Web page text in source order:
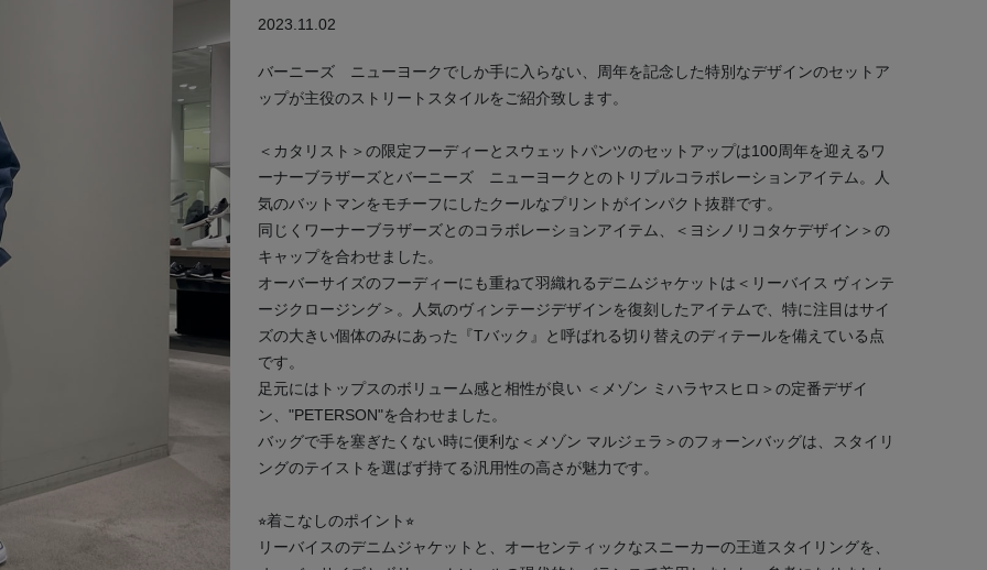
次の画像
2023.11.02
バーニーズ ニューヨークでしか手に入らない、周年を記念した特別なデザインのセットア
ップが主役のストリートスタイルをご紹介致します。
＜カタリスト＞の限定フーディーとスウェットパンツのセットアップは100周年を迎えるワ
ーナーブラザーズとバーニーズ ニューヨークとのトリプルコラボレーションアイテム。人
気のバットマンをモチーフにしたクールなプリントがインパクト抜群です。
同じくワーナーブラザーズとのコラボレーションアイテム、＜ヨシノリコタケデザイン＞の
キャップを合わせました。
オーバーサイズのフーディーにも重ねて羽織れるデニムジャケットは＜リーバイス ヴィンテ
ージクロージング＞。人気のヴィンテージデザインを復刻したアイテムで、特に注目はサイ
ズの大きい個体のみにあった『Tバック』と呼ばれる切り替えのディテールを備えている点
です。
足元にはトップスのボリューム感と相性が良い ＜メゾン ミハラヤスヒロ＞の定番デザイ
ン、"PETERSON"を合わせました。
バッグで手を塞ぎたくない時に便利な＜メゾン マルジェラ＞のフォーンバッグは、スタイリ
ングのテイストを選ばず持てる汎用性の高さが魅力です。
⭐︎着こなしのポイント⭐︎
リーバイスのデニムジャケットと、オーセンティックなスニーカーの王道スタイリングを、